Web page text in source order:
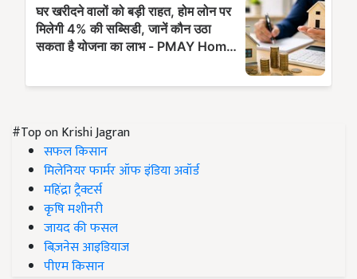
#Top on Krishi Jagran
सफल किसान
मिलेनियर फार्मर ऑफ इंडिया अवॉर्ड
महिंद्रा ट्रैक्टर्स
कृषि मशीनरी
जायद की फसल
बिज़नेस आइडियाज
पीएम किसान